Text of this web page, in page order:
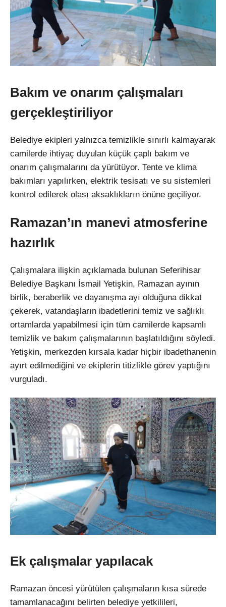
Bakım ve onarım çalışmaları
gerçekleştiriliyor
Belediye ekipleri yalnızca temizlikle sınırlı kalmayarak
camilerde ihtiyaç duyulan küçük çaplı bakım ve
onarım çalışmalarını da yürütüyor. Tente ve klima
bakımları yapılırken, elektrik tesisatı ve su sistemleri
kontrol edilerek olası aksaklıkların önüne geçiliyor.
Ramazan’ın manevi atmosferine
hazırlık
Çalışmalara ilişkin açıklamada bulunan Seferihisar
Belediye Başkanı İsmail Yetişkin, Ramazan ayının
birlik, beraberlik ve dayanışma ayı olduğuna dikkat
çekerek, vatandaşların ibadetlerini temiz ve sağlıklı
ortamlarda yapabilmesi için tüm camilerde kapsamlı
temizlik ve bakım çalışmalarının başlatıldığını söyledi.
Yetişkin, merkezden kırsala kadar hiçbir ibadethanenin
ayırt edilmediğini ve ekiplerin titizlikle görev yaptığını
vurguladı.
Ek çalışmalar yapılacak
Ramazan öncesi yürütülen çalışmaların kısa sürede
tamamlanacağını belirten belediye yetkilileri,